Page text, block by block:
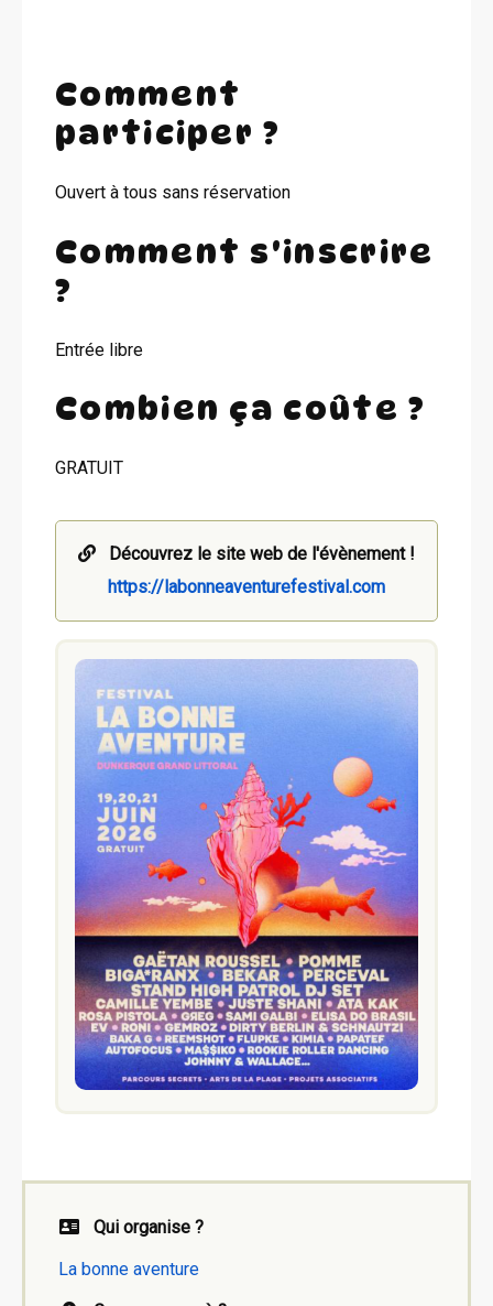
Comment
participer ?
Ouvert à tous sans réservation
Comment s'inscrire
?
Entrée libre
Combien ça coûte ?
GRATUIT
Découvrez le site web de l'évènement !
https://labonneaventurefestival.com
Qui organise ?
La bonne aventure